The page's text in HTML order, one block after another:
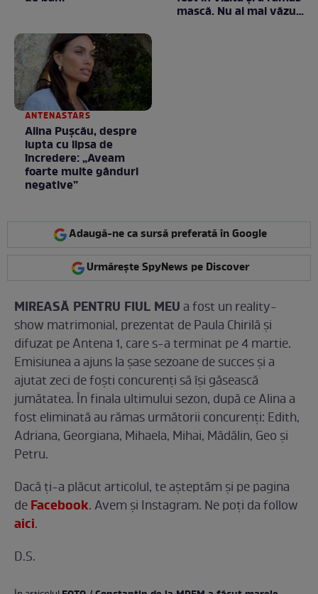
mască. Nu ai mai văzut
ANTENASTARS
Alina Pușcău, despre
lupta cu lipsa de
încredere: „Aveam
foarte multe gânduri
negative”
Adaugă-ne ca sursă preferată în Google
Urmărește SpyNews pe Discover
MIREASĂ PENTRU FIUL MEUa fost un reality-
show matrimonial, prezentat de Paula Chirilă şi
difuzat pe Antena 1, care s-a terminat pe 4 martie.
Emisiunea a ajuns la șase sezoane de succes și a
ajutat zeci de foști concurenți să își găsească
jumătatea. În finala ultimului sezon, după ce Alina a
fost eliminată au rămas următorii concurenţi: Edith,
Adriana, Georgiana, Mihaela, Mihai, Mădălin, Geo şi
Petru.
Dacă ți-a plăcut articolul, te așteptăm și pe pagina
deFacebook. Avem și Instagram. Ne poți da follow
aici.
D.S.